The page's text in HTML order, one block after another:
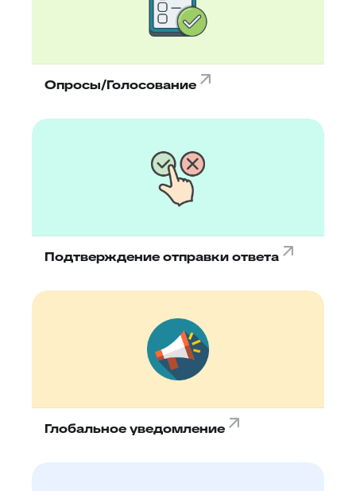
Опросы/Голосование
Подтверждение отправки ответа
Глобальное уведомление